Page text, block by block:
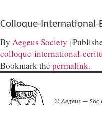
Colloque-
By Aegeus Society |
colloque-international-
Bookmark the permalink.
©Aegeus—